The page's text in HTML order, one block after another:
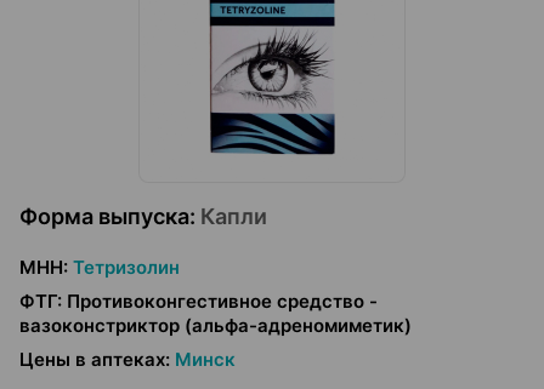
Форма выпуска: Капли
МНН: Тетризолин
ФТГ: Противоконгестивное средство -
вазоконстриктор (альфа-адреномиметик)
Цены в аптеках: Минск